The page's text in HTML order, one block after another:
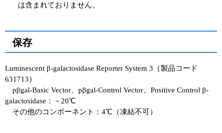
は含まれておりません。
保存
Luminescent β-galactosidase Reporter System 3（製品コード
631713）
pβgal-Basic Vector、pβgal-Control Vector、Positive Control β-
galactosidase：－20℃
その他のコンポーネント：4℃（凍結不可）